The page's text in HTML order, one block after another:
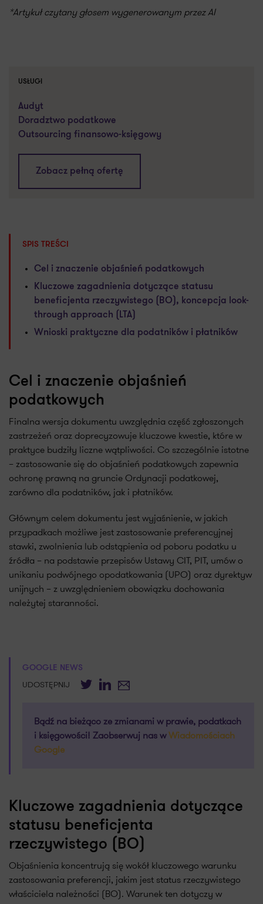
*Artykuł czytany głosem wygenerowanym przez AI
USŁUGI
Audyt
Doradztwo podatkowe
Outsourcing finansowo-księgowy
Zobacz pełną ofertę
SPIS TREŚCI
Cel i znaczenie objaśnień podatkowych
Kluczowe zagadnienia dotyczące statusu
beneficjenta rzeczywistego (BO), koncepcja look-
through approach (LTA)
Wnioski praktyczne dla podatników i płatników
Cel i znaczenie objaśnień
podatkowych
Finalna wersja dokumentu uwzględnia część zgłoszonych
zastrzeżeń oraz doprecyzowuje kluczowe kwestie, które w
praktyce budziły liczne wątpliwości. Co szczególnie istotne
– zastosowanie się do objaśnień podatkowych zapewnia
ochronę prawną na gruncie Ordynacji podatkowej,
zarówno dla podatników, jak i płatników.
Głównym celem dokumentu jest wyjaśnienie, w jakich
przypadkach możliwe jest zastosowanie preferencyjnej
stawki, zwolnienia lub odstąpienia od poboru podatku u
źródła – na podstawie przepisów Ustawy CIT, PIT, umów o
unikaniu podwójnego opodatkowania (UPO) oraz dyrektyw
unijnych – z uwzględnieniem obowiązku dochowania
należytej staranności.
GOOGLE NEWS
UDOSTĘPNIJ TwitterLinkedIn
E-mail
Bądź na bieżąco ze zmianami w prawie, podatkach
i księgowości! Zaobserwuj nas wWiadomościach
Google
Kluczowe zagadnienia dotyczące
statusu beneficjenta
rzeczywistego (BO)
Objaśnienia koncentrują się wokół kluczowego warunku
zastosowania preferencji, jakim jest status rzeczywistego
właściciela należności (BO). Warunek ten dotyczy w